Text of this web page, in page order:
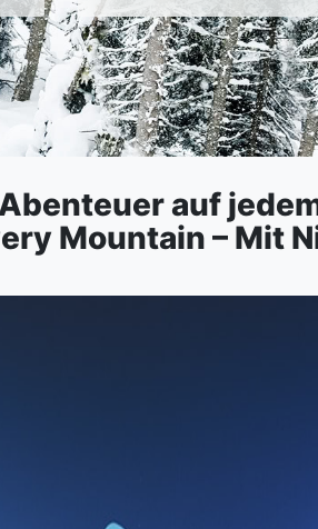
auf
Mountain – Mit